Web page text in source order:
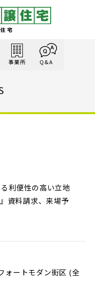
事業所 Q&A
利便性の高い立地
資料請求、来場予
ォートモダン街区 (全